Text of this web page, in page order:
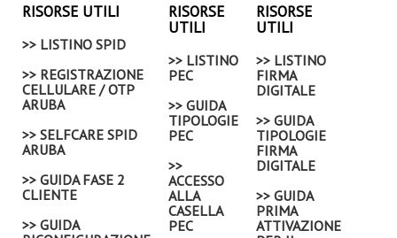
RISORSE UTILI
>> LISTINO SPID
>> REGISTRAZIONE
CELLULARE / OTP
ARUBA
>> SELFCARE SPID
ARUBA
>> GUIDA FASE 2
CLIENTE
>> GUIDA
RISORSE
UTILI
>> LISTINO
PEC
>> GUIDA
TIPOLOGIE
PEC
>>
ACCESSO
ALLA
CASELLA
PEC
RISORSE
UTILI
>> LISTINO
FIRMA
DIGITALE
>> GUIDA
TIPOLOGIE
FIRMA
DIGITALE
>> GUIDA
PRIMA
ATTIVAZIONE